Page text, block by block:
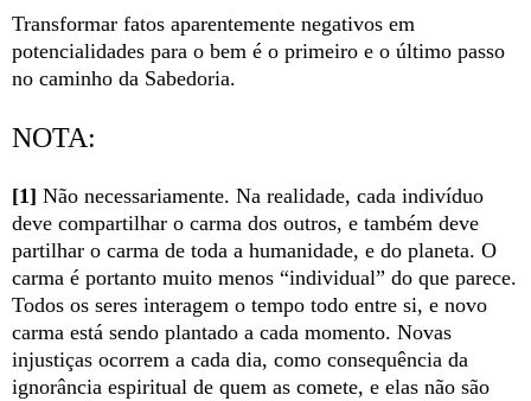
Transformar fatos aparentemente negativos em
potencialidades para o bem é o primeiro e o último passo
no caminho da Sabedoria.
NOTA:
[1] Não necessariamente. Na realidade, cada indivíduo
deve compartilhar o carma dos outros, e também deve
partilhar o carma de toda a humanidade, e do planeta. O
carma é portanto muito menos “individual” do que parece.
Todos os seres interagem o tempo todo entre si, e novo
carma está sendo plantado a cada momento. Novas
injustiças ocorrem a cada dia, como consequência da
ignorância espiritual de quem as comete, e elas não são